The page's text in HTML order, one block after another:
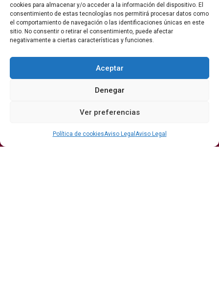
cookies para almacenar y/o acceder a la información del dispositivo. El
consentimiento de estas tecnologías nos permitirá procesar datos como
el comportamiento de navegación o las identificaciones únicas en este
sitio. No consentir o retirar el consentimiento, puede afectar
negativamente a ciertas características y funciones.
Aceptar
Denegar
Ver preferencias
Política de cookiesAviso Legal Aviso Legal
La revista del vino y la gastronomía.
Eventos
Gastronomía
Protagonistas